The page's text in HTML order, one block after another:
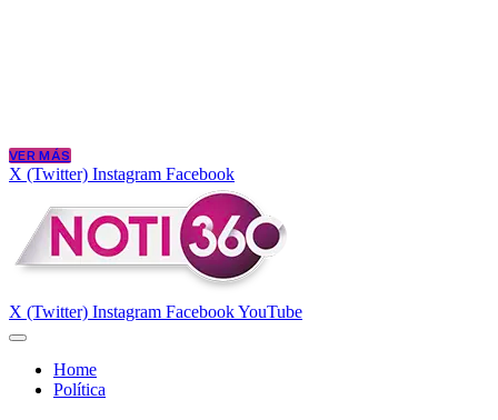
VER MÁS
X (Twitter) Instagram Facebook
X (Twitter) Instagram FacebookYouTube
Home
Política